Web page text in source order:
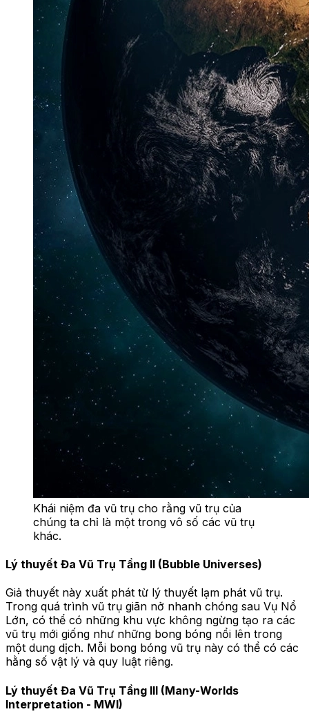
Khái niệm đa vũ trụ cho rằng vũ trụ của
chúng ta chỉ là một trong vô số các vũ trụ
khác.
Lý thuyết Đa Vũ Trụ Tầng II (Bubble Universes)
Giả thuyết này xuất phát từ lý thuyết lạm phát vũ trụ.
Trong quá trình vũ trụ giãn nở nhanh chóng sau Vụ Nổ
Lớn, có thể có những khu vực không ngừng tạo ra các
vũ trụ mới giống như những bong bóng nổi lên trong
một dung dịch. Mỗi bong bóng vũ trụ này có thể có các
hằng số vật lý và quy luật riêng.
Lý thuyết Đa Vũ Trụ Tầng III (Many-Worlds
Interpretation - MWI)